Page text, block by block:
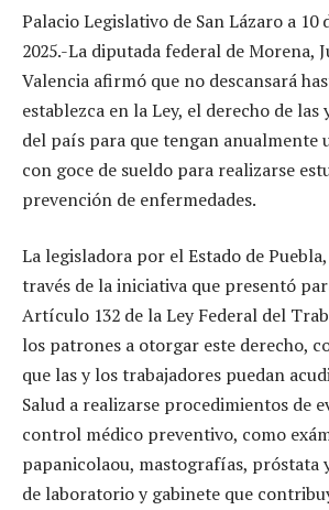
Palacio Legislativo de San Lázaro a 10
2025.-La diputada federal de Morena,
Valencia afirmó que no descansará
establezca en la Ley, el derecho de
del país para que tengan anualmente
con goce de sueldo para realizarse
prevención de enfermedades.
La legisladora por el Estado de
través de la iniciativa que presentó
Artículo 132 de la Ley Federal del
los patrones a otorgar este derecho,
que las y los trabajadores puedan
Salud a realizarse procedimientos de
control médico preventivo, como
papanicolaou, mastografías, próstata
de laboratorio y gabinete que